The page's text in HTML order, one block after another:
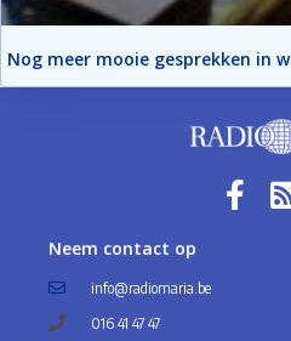
Nog meer mooie gesprekken in
Neem contact op
info@radiomaria.be
016 41 47 47